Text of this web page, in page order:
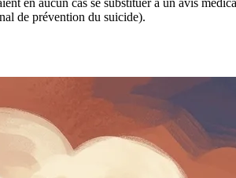
en aucun cas se substituer à un avis
de prévention du suicide).